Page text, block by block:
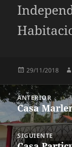
Publicado
29/11/2018
de
ANTERIOR
Entrada
anterior:
Casa
SIGUIENTE